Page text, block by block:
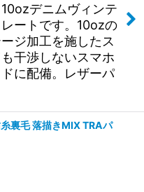
デニムヴィンテ
ートです。10ozの
ジ加工を施したス
干渉しないスマホ
に配備。レザーパ
裏毛 落描きMIX TRAパ